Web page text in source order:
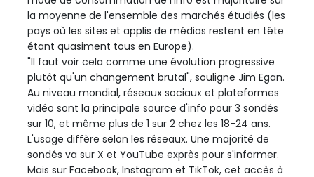
la moyenne de l'ensemble des marchés étudiés (les
pays où les sites et applis de médias restent en tête
étant quasiment tous en Europe).
"Il faut voir cela comme une évolution progressive
plutôt qu'un changement brutal", souligne Jim Egan.
Au niveau mondial, réseaux sociaux et plateformes
vidéo sont la principale source d'info pour 3 sondés
sur 10, et même plus de 1 sur 2 chez les 18-24 ans.
L'usage diffère selon les réseaux. Une majorité de
sondés va sur X et YouTube exprès pour s'informer.
Mais sur Facebook, Instagram et TikTok, cet accès à